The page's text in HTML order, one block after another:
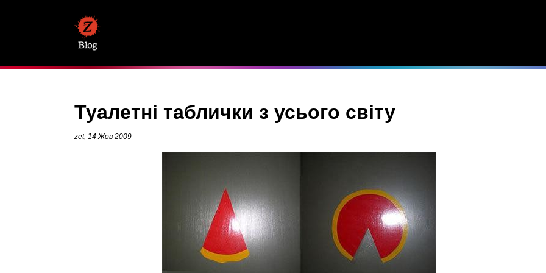
Туалетні таблички з усього світу
zet, 14 Жов 2009